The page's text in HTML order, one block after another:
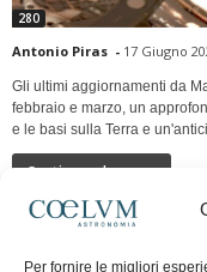
Per fornire le migliori
280
Antonio Piras - 17 Giugno
Gli ultimi aggiornamenti da
febbraio e marzo, un
e le basi sulla Terra e
Continua a leggere